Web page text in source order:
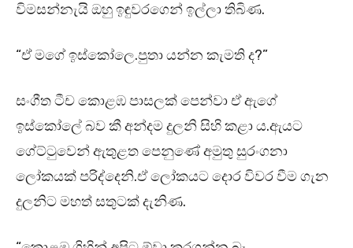
විමසන්නැයි ඔහු ඉඳුවරගෙන් ඉල්ලා තිබිණ.
“ඒ මගේ ඉස්කෝලෙ.පුතා යන්න කැමති ද?”
සංගීත ටීච කොළඹ පාසලක් පෙන්වා ඒ ඇගේ
ඉස්කෝලේ බව කී අන්දම දුලනි සිහි කළා ය.ඇයට
ගේට්ටුවෙන් ඇතුළත පෙනුණේ අමුතු සුරංගනා
ලෝකයක් පරිද්දෙනි.ඒ ලෝකයට දොර විවර වීම ගැන
දුලනිට මහත් සතුටක් දැනිණ.